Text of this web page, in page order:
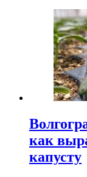
как
капусту